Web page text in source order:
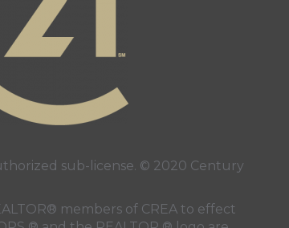
sub-license. © 2020 Century
members of CREA to effect